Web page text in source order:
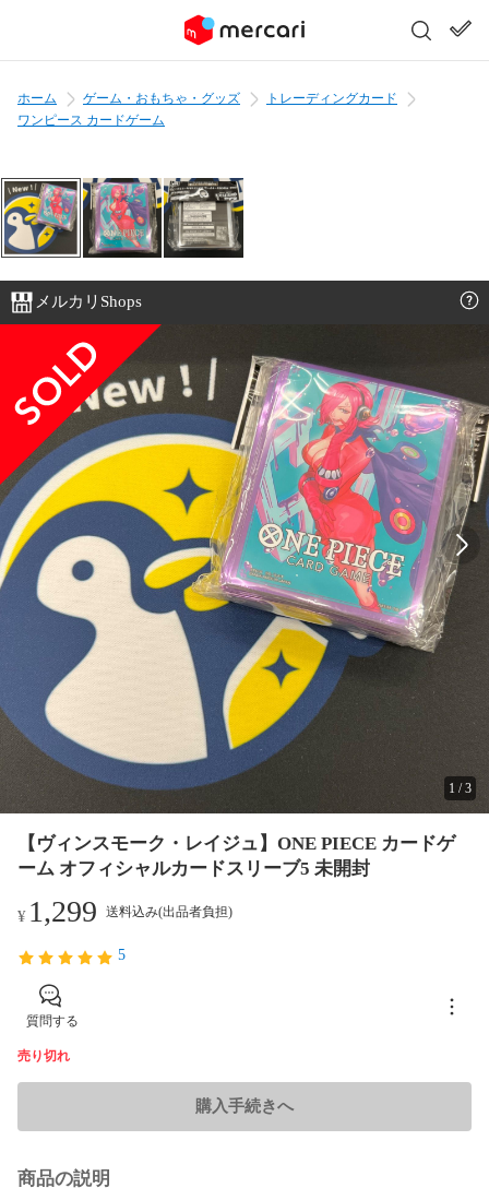
ホーム ゲーム・おもちゃ・グッズ
トレーディングカード
ワンピース カードゲーム
メルカリShops
1 /3
【ヴィンスモーク・レイジュ】ONE PIECE カードゲ
ーム オフィシャルカードスリーブ5 未開封
¥ 1,299 送料込み(出品者負担)
5
質問する
売り切れ
購入手続きへ
商品の説明